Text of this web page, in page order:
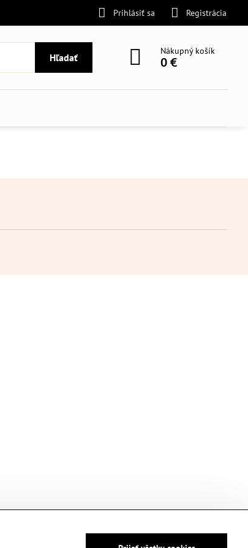
Prihlásiť sa Registrácia
Hľadať
Nákupný košík
0 €